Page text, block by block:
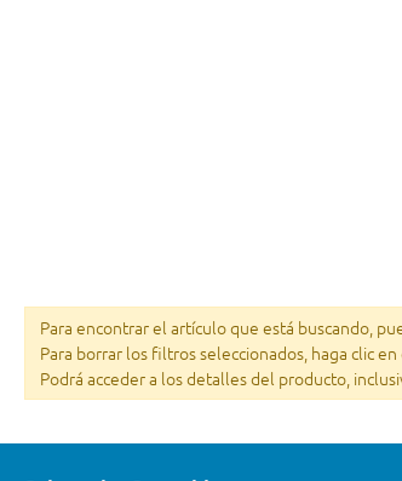
Para encontrar el artículo que está buscando,
Para borrar los filtros seleccionados, haga clic
Podrá acceder a los detalles del producto,